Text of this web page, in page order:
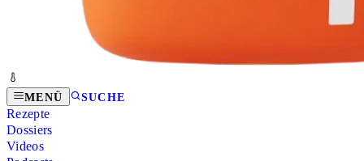
MENÜ SUCHE
Rezepte
Dossiers
Videos